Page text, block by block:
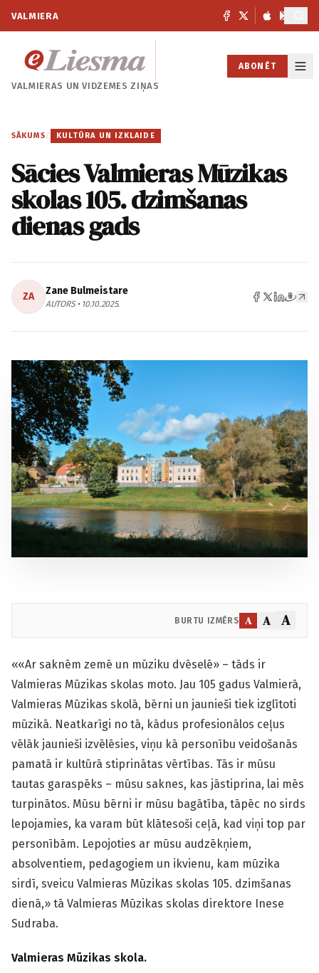
VALMIERA
VALMIERAS UNVIDZEMES ZIŅAS
ABONĒT
SĀKUMS / KULTŪRA UN IZKLAIDE
Sācies Valmieras Mūzikas
skolas 105. dzimšanas
dienas gads
ZA Zane Bulmeistare
AUTORS • 10.10.2025.
BURTU IZMĒRS A A A
««Ar saknēm zemē un mūziku dvēselē» – tāds ir
Valmieras Mūzikas skolas moto. Jau 105 gadus Valmierā,
Valmieras Mūzikas skolā, bērni un jaunieši tiek izglītoti
mūzikā. Neatkarīgi no tā, kādus profesionālos ceļus
vēlāk jaunieši izvēlēsies, viņu kā personību veidošanās
pamatā ir kultūrā stiprinātas vērtības. Tās ir mūsu
tautas garaspēks – mūsu saknes, kas jāstiprina, lai mēs
turpinātos. Mūsu bērni ir mūsu bagātība, tāpēc no sirds
lepojamies, ka varam būt klātesoši ceļā, kad viņi top par
personībām. Lepojoties ar mūsu audzēkņiem,
absolventiem, pedagogiem un ikvienu, kam mūzika
sirdī, sveicu Valmieras Mūzikas skolas 105. dzimšanas
dienā,» tā Valmieras Mūzikas skolas direktore Inese
Sudraba.
Valmieras Mūzikas skola.